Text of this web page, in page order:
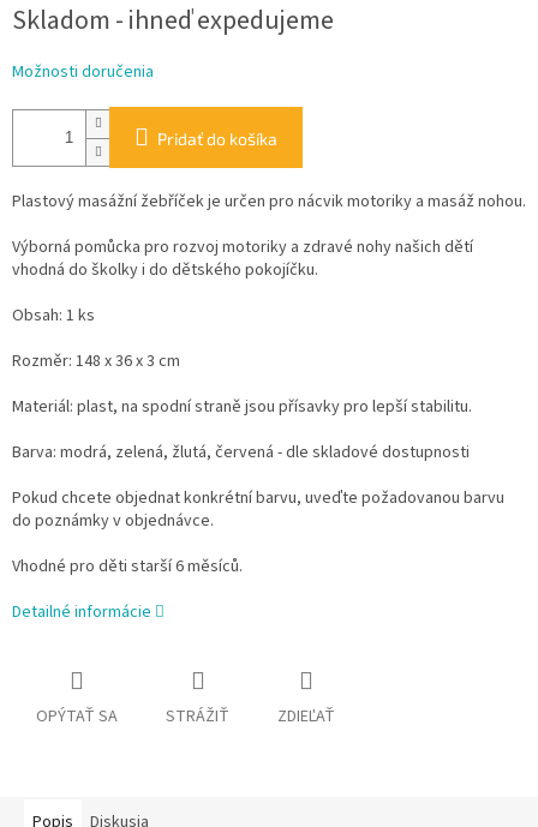
cena:
Skladom - ihneď expedujeme
Možnosti doručenia
Pridať do košíka
Plastový masážní žebříček je určen pro nácvik motoriky a masáž nohou.
Výborná pomůcka pro rozvoj motoriky a zdravé nohy našich dětí
vhodná do školky i do dětského pokojíčku.
Obsah: 1 ks
Rozměr: 148 x 36 x 3 cm
Materiál: plast, na spodní straně jsou přísavky pro lepší stabilitu.
Barva: modrá, zelená, žlutá, červená - dle skladové dostupnosti
Pokud chcete objednat konkrétní barvu, uveďte požadovanou barvu
do poznámky v objednávce.
Vhodné pro děti starší 6 měsíců.
Detailné informácie
OPÝTAŤ SA STRÁŽIŤ ZDIEĽAŤ